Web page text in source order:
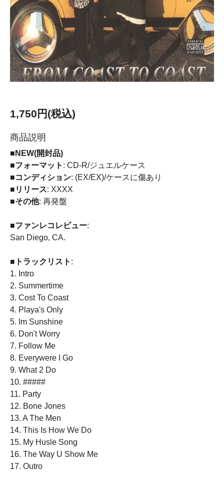
1,750円(税込)
商品説明
■NEW(開封品)
■フォーマット : CD-R/ジュエルケース
■コンディション: (EX/EX)/ケースに傷あり
■リリース: XXXX
■その他: 再発盤
■ファンレコレビュー:
San Diego, CA.
■トラックリスト :
1. Intro
2. Summertime
3. Cost To Coast
4. Playa's Only
5. Im Sunshine
6. Don't Worry
7. Follow Me
8. Everywere I Go
9. What 2 Do
10. #####
11. Party
12. Bone Jones
13. A The Men
14. This Is How We Do
15. My Husle Song
16. The Way U Show Me
17. Outro